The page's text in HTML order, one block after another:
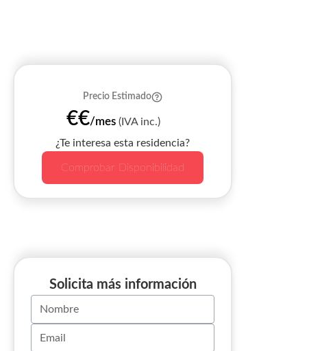
Precio Estimado
€€/mes (IVA inc.)
¿Te interesa esta residencia?
Comprobar Disponibilidad
Solicita más información